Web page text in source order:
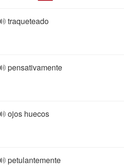
traqueteado
pensativamente
ojos huecos
petulantemente